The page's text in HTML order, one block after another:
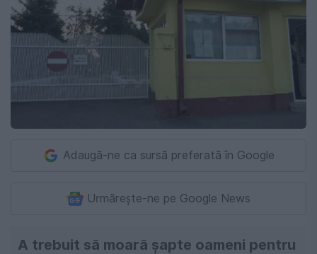
Adaugă-ne ca sursă preferată în Google
Urmărește-ne pe Google News
A trebuit să moară șapte oameni pentru